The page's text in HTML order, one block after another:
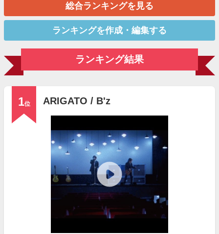
総合ランキングを見る
ランキングを作成・編集する
ランキング結果
1位 ARIGATO / B'z